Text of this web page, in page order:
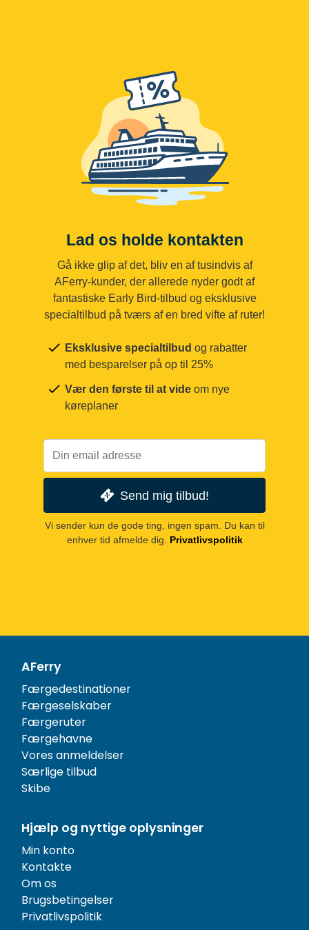
Lad os holde kontakten
Gå ikke glip af det, bliv en af tusindvis af
AFerry-kunder, der allerede nyder godt af
fantastiske Early Bird-tilbud og eksklusive
specialtilbud på tværs af en bred vifte af ruter!
Eksklusive specialtilbud og rabatter
med besparelser på op til 25%
Vær den første til at vide om nye
køreplaner
Send mig tilbud!
Vi sender kun de gode ting, ingen spam. Du kan til
enhver tid afmelde dig. Privatlivspolitik
AFerry
Færgedestinationer
Færgeselskaber
Færgeruter
Færgehavne
Vores anmeldelser
Særlige tilbud
Skibe
Hjælp og nyttige oplysninger
Min konto
Kontakte
Om os
Brugsbetingelser
Privatlivspolitik